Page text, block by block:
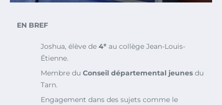
EN BREF
Joshua, élève de 4ᵉ au collège Jean-Louis-
Étienne.
Membre du Conseil départemental jeunes du
Tarn.
Engagement dans des sujets comme le